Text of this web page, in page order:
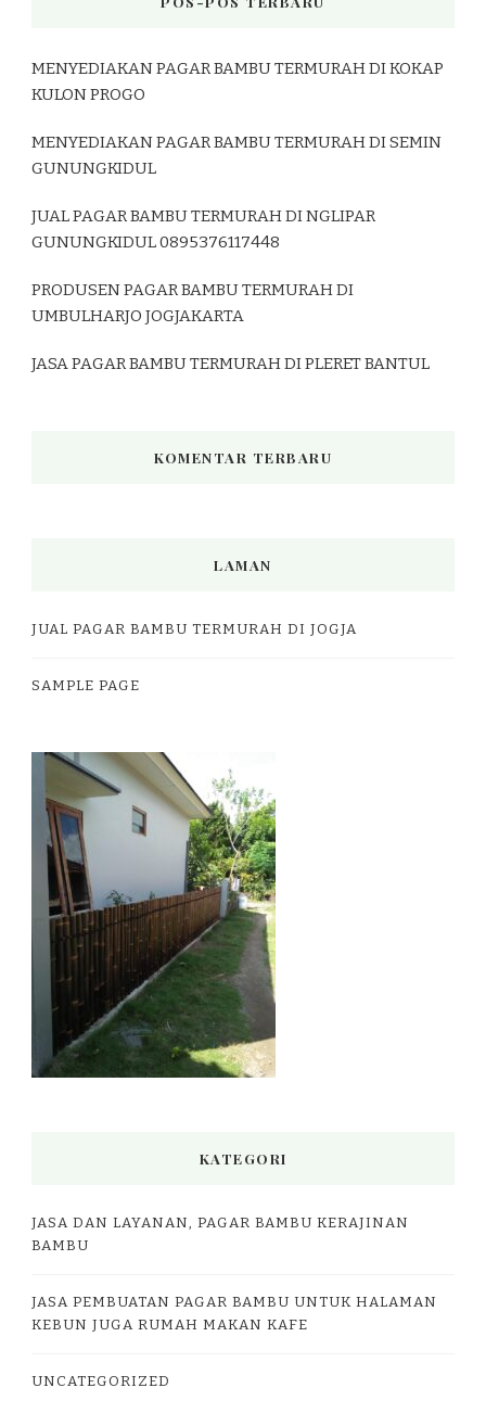
MENYEDIAKAN PAGAR BAMBU TERMURAH DI KOKAP
KULON PROGO
MENYEDIAKAN PAGAR BAMBU TERMURAH DI SEMIN
GUNUNGKIDUL
JUAL PAGAR BAMBU TERMURAH DI NGLIPAR
GUNUNGKIDUL 0895376117448
PRODUSEN PAGAR BAMBU TERMURAH DI
UMBULHARJO JOGJAKARTA
JASA PAGAR BAMBU TERMURAH DI PLERET BANTUL
KOMENTAR TERBARU
LAMAN
JUAL PAGAR BAMBU TERMURAH DI JOGJA
SAMPLE PAGE
KATEGORI
JASA DAN LAYANAN, PAGAR BAMBU KERAJINAN
BAMBU
JASA PEMBUATAN PAGAR BAMBU UNTUK HALAMAN
KEBUN JUGA RUMAH MAKAN KAFE
UNCATEGORIZED